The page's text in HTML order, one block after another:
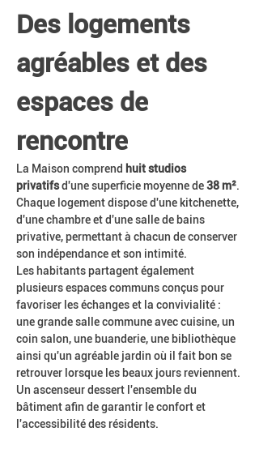
Des logements
agréables et des
espaces de
rencontre
La Maison comprend huit studios
privatifs d'une superficie moyenne de 38 m².
Chaque logement dispose d'une kitchenette,
d'une chambre et d'une salle de bains
privative, permettant à chacun de conserver
son indépendance et son intimité.
Les habitants partagent également
plusieurs espaces communs conçus pour
favoriser les échanges et la convivialité :
une grande salle commune avec cuisine, un
coin salon, une buanderie, une bibliothèque
ainsi qu'un agréable jardin où il fait bon se
retrouver lorsque les beaux jours reviennent.
Un ascenseur dessert l'ensemble du
bâtiment afin de garantir le confort et
l'accessibilité des résidents.